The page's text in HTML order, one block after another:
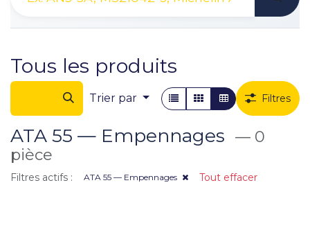
Tous les produits
Trier par Filtres
ATA 55 — Empennages — 0
pièce
Filtres actifs : ATA 55 — Empennages Tout effacer